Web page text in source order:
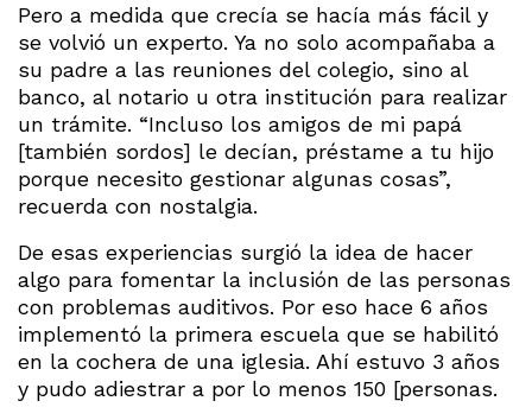
Pero a medida que crecía se hacía más fácil y
se volvió un experto. Ya no solo acompañaba a
su padre a las reuniones del colegio, sino al
banco, al notario u otra institución para realizar
un trámite. “Incluso los amigos de mi papá
[también sordos] le decían, préstame a tu hijo
porque necesito gestionar algunas cosas”,
recuerda con nostalgia.
De esas experiencias surgió la idea de hacer
algo para fomentar la inclusión de las personas
con problemas auditivos. Por eso hace 6 años
implementó la primera escuela que se habilitó
en la cochera de una iglesia. Ahí estuvo 3 años
y pudo adiestrar a por lo menos 150 [personas.